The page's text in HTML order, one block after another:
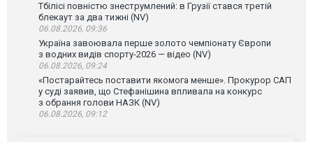
Тбілісі повністю знеструмлений: в Грузії стався третій
блекаут за два тижні (NV)
06.08.2026, 09:36
Україна завоювала перше золото чемпіонату Європи
з водних видів спорту-2026 — відео (NV)
06.08.2026, 09:24
«Постарайтесь поставити якомога менше». Прокурор САП
у суді заявив, що Стефанішина впливала на конкурс
з обрання голови НАЗК (NV)
06.08.2026, 09:12